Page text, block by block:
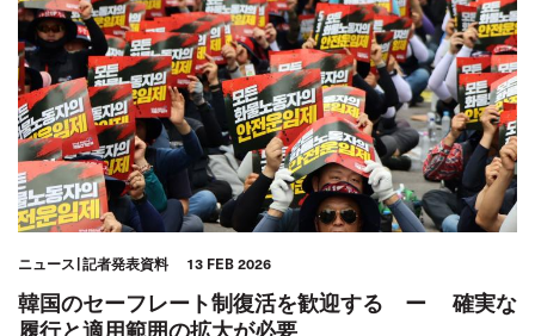
ニュース 記者発表資料 13 FEB 2026
韓国のセーフレート制復活を歓迎する ー 確実な
履行と適用範囲の拡大が必要